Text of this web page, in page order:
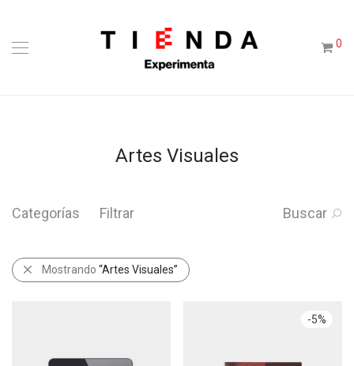
0
Artes Visuales
Categorías Filtrar Buscar
Mostrando “Artes Visuales”
-5%